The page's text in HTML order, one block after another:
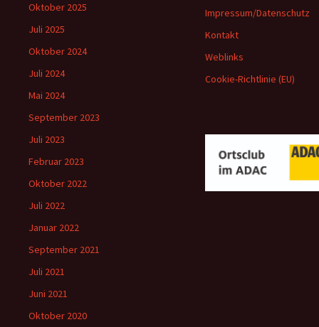
Oktober 2025
Juli 2025
Oktober 2024
Juli 2024
Mai 2024
September 2023
Juli 2023
Februar 2023
Oktober 2022
Juli 2022
Januar 2022
September 2021
Juli 2021
Juni 2021
Oktober 2020
Impressum/Datenschutz
Kontakt
Weblinks
Cookie-Richtlinie (EU)